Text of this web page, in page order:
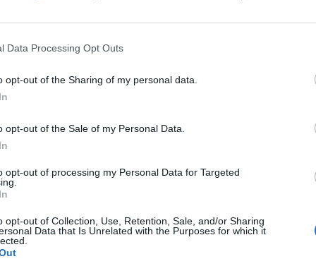
Data Processing Opt Outs
opt-out of the Sharing of my personal data.
opt-out of the Sale of my Personal Data.
opt-out of processing my Personal Data for Targeted
opt-out of Collection, Use, Retention, Sale, and/or Sharing
Data that Is Unrelated with the Purposes for which it
μηχανών, ο οποίος βρίσκεται
στην ιστοσελίδα της ΑΑΔΕ, στη
https://www.aade.gr/syndyasmoi-
mihanon-pos . Στην ιστοσελίδα αυτή
να δουν τους συνδυασμούς ταμειακού
ώστε να προβούν άμεσα στις
ενέργειες για την προμήθεια του
και με ετοιμότητα διασύνδεσης
συστήματος με το Μέσο Πληρωμής, που
ή αντιστρόφως, ανάλογα με την επιλογή